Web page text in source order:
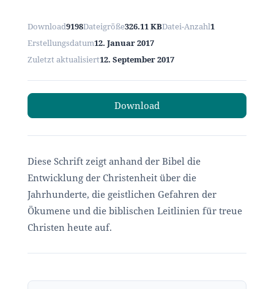
Download9198Dateigröße326.11 KBDatei-Anzahl1
Erstellungsdatum12. Januar 2017
Zuletzt aktualisiert12. September 2017
Download
Diese Schrift zeigt anhand der Bibel die
Entwicklung der Christenheit über die
Jahrhunderte, die geistlichen Gefahren der
Ökumene und die biblischen Leitlinien für treue
Christen heute auf.